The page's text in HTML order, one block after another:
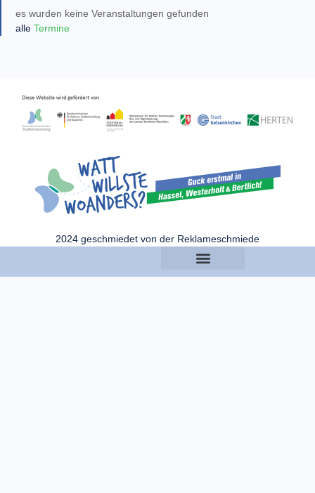
es wurden keine Veranstaltungen gefunden
alle Termine
2024 geschmiedet von der Reklameschmiede